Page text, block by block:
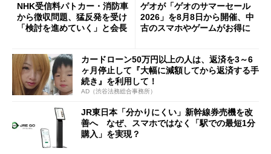
NHK受信料パトカー・消防車
から徴収問題、猛反発を受け
「検討を進めていく」と会長
ゲオが「ゲオのサマーセール
2026」を8月8日から開催、中
古のスマホやゲームがお得に
カードローン50万円以上の人は、返済を3～6
ヶ月停止して『大幅に減額してから返済する手
続き』を利用して！
AD（渋谷法務総合事務所）
JR東日本「分かりにくい」新幹線券売機を改
善へ なぜ、スマホではなく「駅での最短1分
購入」を実現？